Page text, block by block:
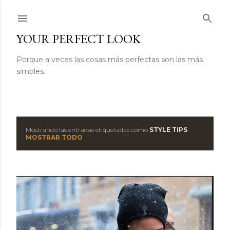
YOUR PERFECT LOOK
Porque a veces las cosas más perfectas son las más
simples.
t
a
Mostrando las entradas etiquetadas como STYLE TIPS
MOSTRAR TODO